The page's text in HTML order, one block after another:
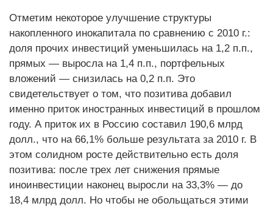
Отметим некоторое улучшение структуры
накопленного инокапитала по сравнению с 2010 г.:
доля прочих инвестиций уменьшилась на 1,2 п.п.,
прямых — выросла на 1,4 п.п., портфельных
вложений — снизилась на 0,2 п.п. Это
свидетельствует о том, что позитива добавил
именно приток иностранных инвестиций в прошлом
году. А приток их в Россию составил 190,6 млрд
долл., что на 66,1% больше результата за 2010 г. В
этом солидном росте действительно есть доля
позитива: после трех лет снижения прямые
иноинвестиции наконец выросли на 33,3% — до
18,4 млрд долл. Но чтобы не обольщаться этими